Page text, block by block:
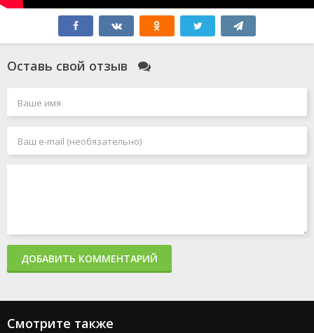
Оставь свой отзыв
ДОБАВИТЬ КОММЕНТАРИЙ
Смотрите также